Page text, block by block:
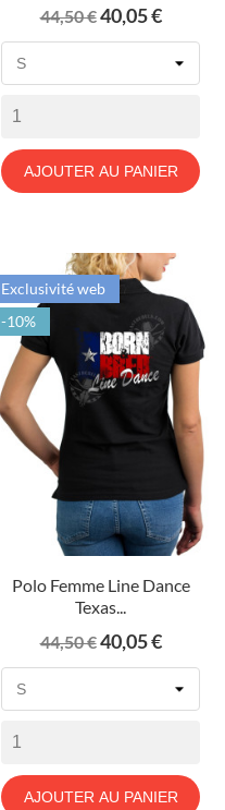
Prix
de
44,50 €Prix
40,05 €
AJOUTER AU PANIER
Polo Femme Line Dance
Texas...
Prix
de
44,50 €Prix
40,05 €
AJOUTER AU PANIER
Exclusivité web
-10%